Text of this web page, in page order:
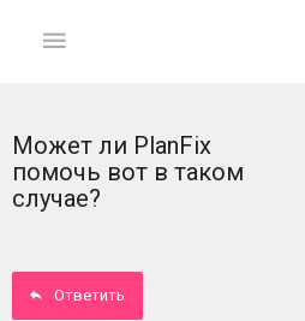
ГЛАВНАЯ
На
Вход
Может ли PlanFix
помочь вот в таком
случае?
Ответить